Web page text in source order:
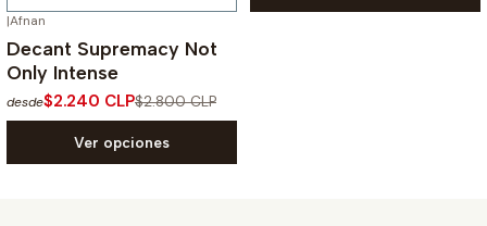
-20%
|Afnan
Decant Supremacy Not
Only Intense
desde$2.240 CLP$2.800 CLP
Ver opciones